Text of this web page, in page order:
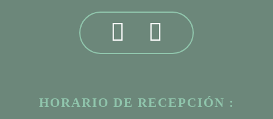
HORARIO DE RECEPCIÓN :